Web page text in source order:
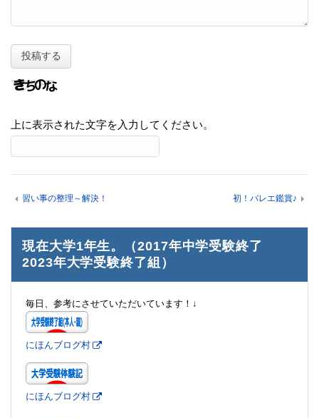
上に表示された文字を入力してください。
習い事の整理～解決！ 初！バレエ鑑賞♪
現在大学1年生。（2017年中学受験終了
2023年大学受験終了組）
毎日、参考にさせていただいています！↓
にほんブログ村
にほんブログ村